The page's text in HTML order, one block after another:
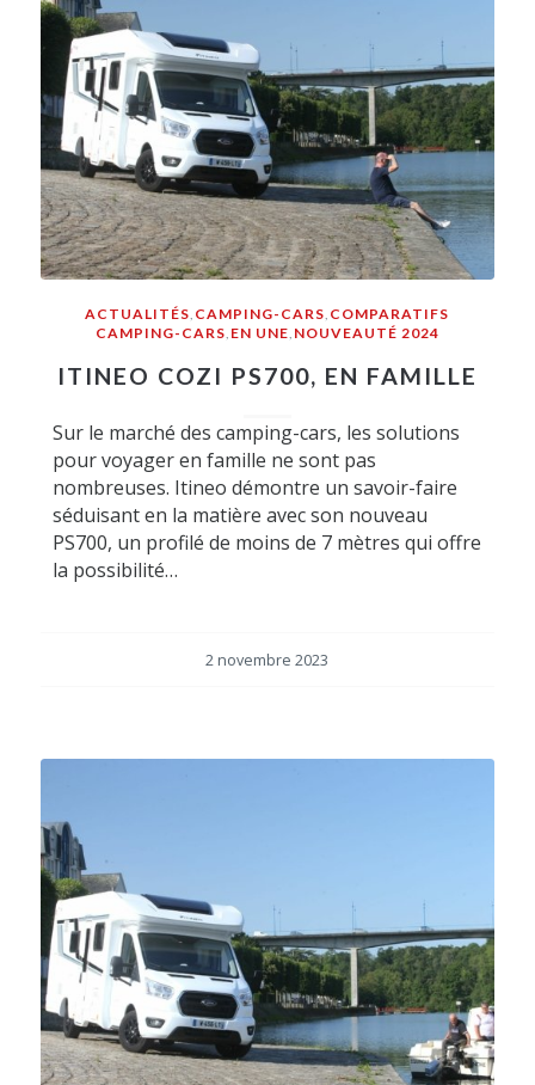
ACTUALITÉS, CAMPING-CARS, COMPARATIFS
CAMPING-CARS, EN UNE, NOUVEAUTÉ 2024
ITINEO COZI PS700, EN FAMILLE
Sur le marché des camping-cars, les solutions
pour voyager en famille ne sont pas
nombreuses. Itineo démontre un savoir-faire
séduisant en la matière avec son nouveau
PS700, un profilé de moins de 7 mètres qui offre
la possibilité…
2 novembre 2023